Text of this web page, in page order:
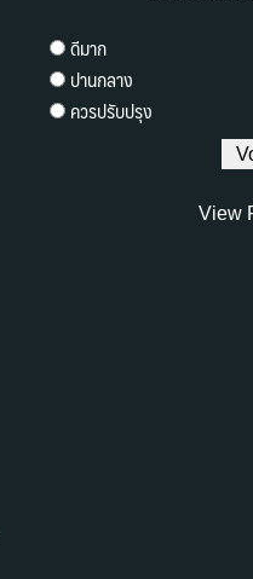
ดีมาก
ปานกลาง
ควรปรับปรุง
View